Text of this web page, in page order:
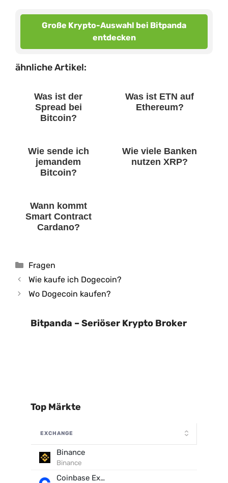
Große Krypto-Auswahl bei Bitpanda
entdecken
ähnliche Artikel:
Was ist der
Spread bei
Bitcoin?
Was ist ETN auf
Ethereum?
Wie sende ich
jemandem
Bitcoin?
Wie viele Banken
nutzen XRP?
Wann kommt
Smart Contract
Cardano?
Kategorien
Fragen
Wie kaufe ich Dogecoin?
Wo Dogecoin kaufen?
Bitpanda – Seriöser Krypto Broker
Top Märkte
EXCHANGE
Binance
Binance
Coinbase Exchange